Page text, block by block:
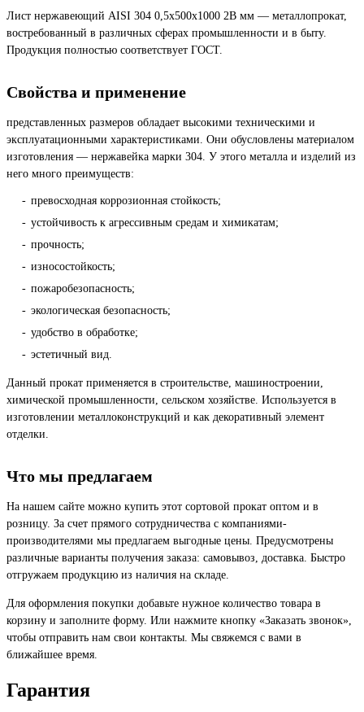
Лист нержавеющий AISI 304 0,5х500х1000 2B мм — металлопрокат,
востребованный в различных сферах промышленности и в быту.
Продукция полностью соответствует ГОСТ.
Свойства и применение
представленных размеров обладает высокими техническими и
эксплуатационными характеристиками. Они обусловлены материалом
изготовления — нержавейка марки 304. У этого металла и изделий из
него много преимуществ:
превосходная коррозионная стойкость;
устойчивость к агрессивным средам и химикатам;
прочность;
износостойкость;
пожаробезопасность;
экологическая безопасность;
удобство в обработке;
эстетичный вид.
Данный прокат применяется в строительстве, машиностроении,
химической промышленности, сельском хозяйстве. Используется в
изготовлении металлоконструкций и как декоративный элемент
отделки.
Что мы предлагаем
На нашем сайте можно купить этот сортовой прокат оптом и в
розницу. За счет прямого сотрудничества с компаниями-
производителями мы предлагаем выгодные цены. Предусмотрены
различные варианты получения заказа: самовывоз, доставка. Быстро
отгружаем продукцию из наличия на складе.
Для оформления покупки добавьте нужное количество товара в
корзину и заполните форму. Или нажмите кнопку «Заказать звонок»,
чтобы отправить нам свои контакты. Мы свяжемся с вами в
ближайшее время.
Гарантия